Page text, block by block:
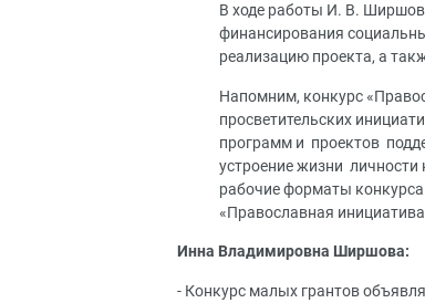
В ходе работы И. В.
финансирования
реализацию проекта, а
Напомним, конкурс
просветительских
программ и проектов
устроение жизни
рабочие форматы
«Православная
Инна Владимировна Ширшова:
- Конкурс малых грантов